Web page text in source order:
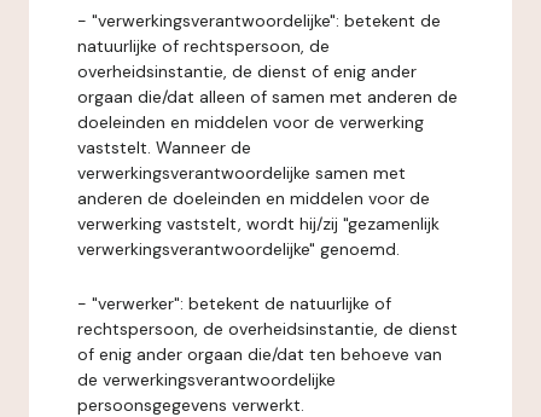
- "verwerkingsverantwoordelijke": betekent de
natuurlijke of rechtspersoon, de
overheidsinstantie, de dienst of enig ander
orgaan die/dat alleen of samen met anderen de
doeleinden en middelen voor de verwerking
vaststelt. Wanneer de
verwerkingsverantwoordelijke samen met
anderen de doeleinden en middelen voor de
verwerking vaststelt, wordt hij/zij "gezamenlijk
verwerkingsverantwoordelijke" genoemd.
- "verwerker": betekent de natuurlijke of
rechtspersoon, de overheidsinstantie, de dienst
of enig ander orgaan die/dat ten behoeve van
de verwerkingsverantwoordelijke
persoonsgegevens verwerkt.